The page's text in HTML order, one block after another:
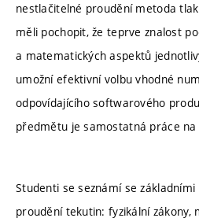
nestlačitelné proudění metoda
měli pochopit, že teprve znalost
a matematických aspektů
umožní efektivní volbu vhodné
odpovídajícího softwarového
předmětu je samostatná práce
Studenti se seznámí se
proudění tekutin: fyzikální zákony,